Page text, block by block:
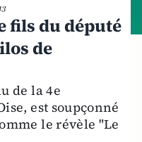
fils du député
de
de la 4e
est soupçonné
le révèle "Le